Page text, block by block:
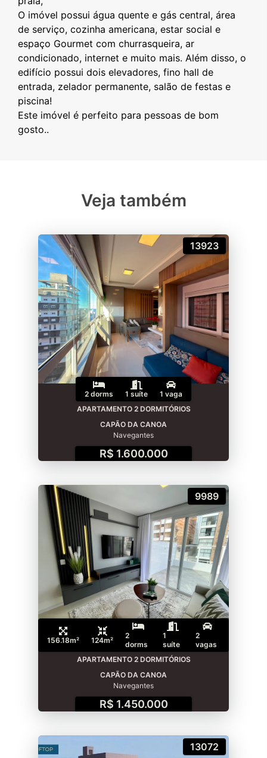
O imóvel possui água quente e gás central, área
de serviço, cozinha americana, estar social e
espaço Gourmet com churrasqueira, ar
condicionado, internet e muito mais. Além disso, o
edifício possui dois elevadores, fino hall de
entrada, zelador permanente, salão de festas e
piscina!
Este imóvel é perfeito para pessoas de bom
Veja também
13923
2 dorms 1 suíte
1 vaga
APARTAMENTO 2 DORMITÓRIOS
CAPÃO DA CANOA
Navegantes
R$ 1.600.000
9989
156.18m² 124m²
2
dorms
1
suíte
2
vagas
APARTAMENTO 2 DORMITÓRIOS
CAPÃO DA CANOA
Navegantes
R$ 1.450.000
13072